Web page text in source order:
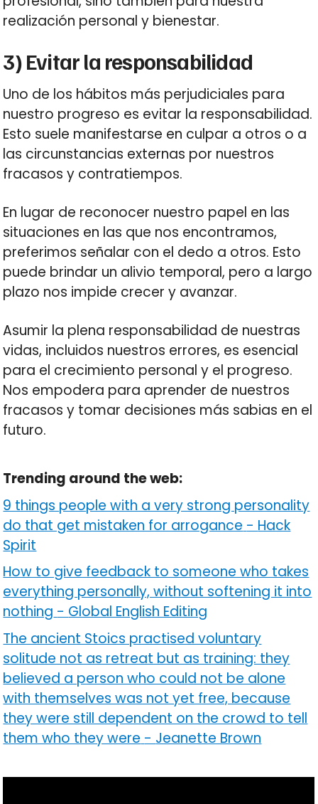
realización personal y bienestar.
3) Evitar la responsabilidad
Uno de los hábitos más perjudiciales para
nuestro progreso es evitar la responsabilidad.
Esto suele manifestarse en culpar a otros o a
las circunstancias externas por nuestros
fracasos y contratiempos.
En lugar de reconocer nuestro papel en las
situaciones en las que nos encontramos,
preferimos señalar con el dedo a otros. Esto
puede brindar un alivio temporal, pero a largo
plazo nos impide crecer y avanzar.
Asumir la plena responsabilidad de nuestras
vidas, incluidos nuestros errores, es esencial
para el crecimiento personal y el progreso.
Nos empodera para aprender de nuestros
fracasos y tomar decisiones más sabias en el
futuro.
Trending around the web:
9 things people with a very strong personality
do that get mistaken for arrogance - Hack
Spirit
How to give feedback to someone who takes
everything personally, without softening it into
nothing-Global English Editing
The ancient Stoics practised voluntary
solitude not as retreat but as training: they
believed a person who could not be alone
with themselves was not yet free, because
they were still dependent on the crowd to tell
them who they were - Jeanette Brown